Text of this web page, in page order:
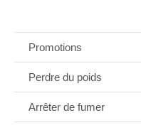
Promotions
Perdre du poids
Arrêter de fumer